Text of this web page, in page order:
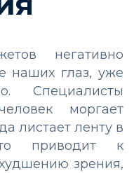
негативно
наших глаз, уже
Специалисты
моргает
листает ленту в
приводит к
зрения,